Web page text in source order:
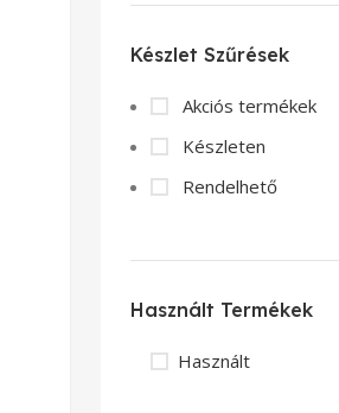
Készlet Szűrések
Akciós termékek
Készleten
Rendelhető
Használt Termékek
Használt